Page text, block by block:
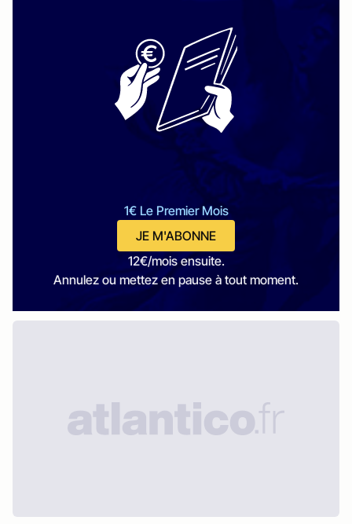
1€ Le Premier Mois
JE M'ABONNE
12€/mois ensuite.
Annulez ou mettez en pause à tout moment.